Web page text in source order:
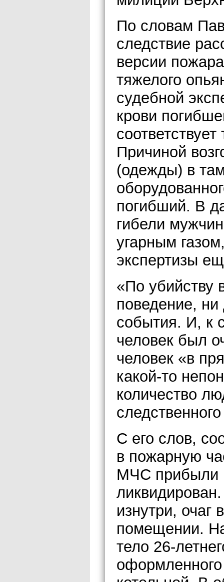
По словам
следствие
версии
тяжелого
судебной
крови
Причиной
(одежды) в
погибший. В
гибели
угарным
экспертизы
«По убийству
поведение,
события. И, к
человек был
человек «в
какой-то
количество
С его слов,
в пожарную
МЧС прибыли
изнутри, очаг
помещении.
тело 26-